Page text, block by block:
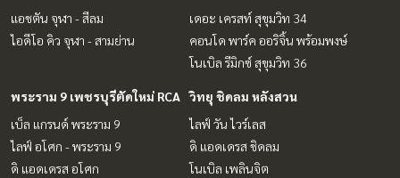
แอชตัน จุฬา - สีลม
ไอดีโอ คิว จุฬา - สามย่าน
เดอะ เครสท์ สุขุมวิท 34
คอนโด พาร์ค ออริจิ้น พร้อมพงษ์
โนเบิล รีมิกซ์ สุขุมวิท 36
พระราม 9 เพชรบุรีตัดใหม่ RCA
เบ็ล แกรนด์ พระราม 9
ไลฟ์ อโศก - พระราม 9
ดิ แอดเดรส อโศก
วิทยุ ชิดลม หลังสวน
ไลฟ์ วัน ไวร์เลส
ดิ แอดเดรส ชิดลม
โนเบิล เพลินจิต